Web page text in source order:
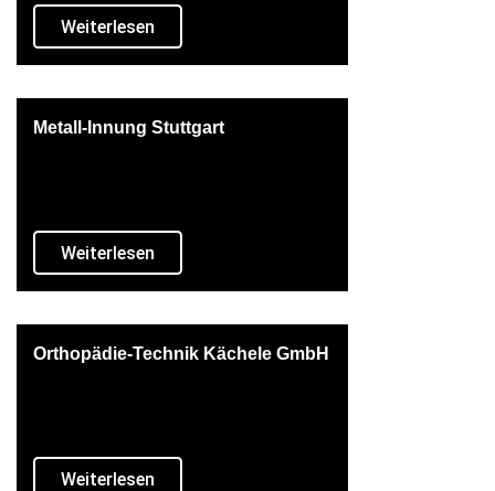
Weiterlesen
Metall-Innung Stuttgart
Weiterlesen
Orthopädie-Technik Kächele GmbH
Weiterlesen